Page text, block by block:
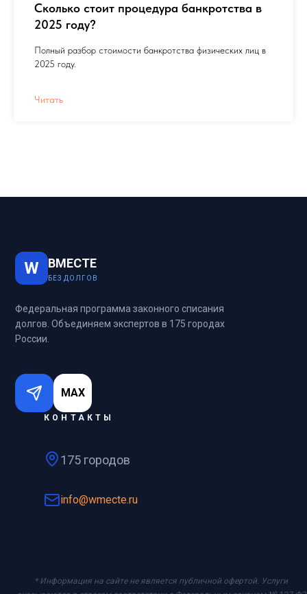
Сколько стоит процедура банкротства в
2025 году?
Полный разбор стоимости банкротства физических лиц в
2025 году.
Читать
W ВМЕСТЕ
БЕЗ ДОЛГОВ
Федеральная программа законного списания
долгов. Объединяем экспертов в 175 городах
России.
MAX
КОНТАКТЫ
175 городов
info@wmecte.ru
* Информация на сайте не является публичной офертой. Услуги